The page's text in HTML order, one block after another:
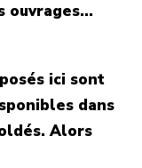
ouvrages...
ici sont
dans
Alors